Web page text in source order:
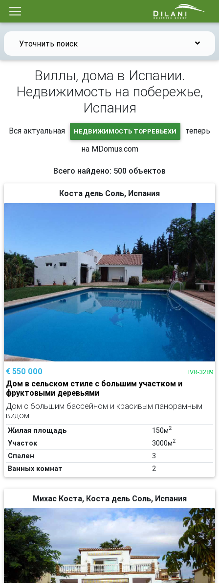
Уточнить поиск
Виллы, дома в Испании.
Недвижимость на побережье,
Испания
Вся актуальная НЕДВИЖИМОСТЬ ТОРРЕВЬЕХИ
теперь
на MDomus.com
Всего найдено: 500 объектов
Коста дель Соль, Испания
€ 550 000 IVR-3289
Дом в сельском стиле с большим участком и
фруктовыми деревьями
Дом с большим бассейном и красивым панорамным
видом
Жилая площадь 150м2
Участок 3000м2
Спален
3
Ванных комнат
2
Михас Коста, Коста дель Соль, Испания